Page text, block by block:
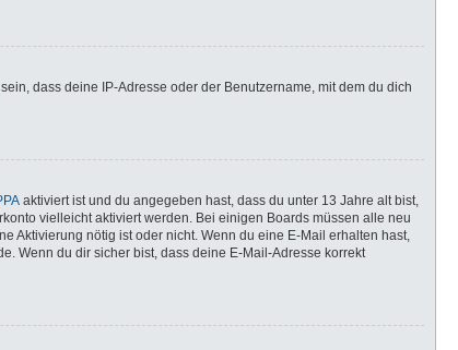
dass deine IP-Adresse oder der Benutzername, mit dem du dich
aktiviert ist und du angegeben hast, dass du unter 13 Jahre alt bist,
vielleicht aktiviert werden. Bei einigen Boards müssen alle neu
Aktivierung nötig ist oder nicht. Wenn du eine E-Mail erhalten hast,
Wenn du dir sicher bist, dass deine E-Mail-Adresse korrekt